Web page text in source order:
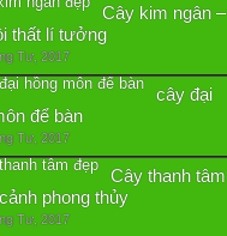
Cây kim ngân –
thất lí tưởng
Tư, 2017
cây đại
để bàn
Tư, 2017
Cây thanh tâm
phong thủy
Tư, 2017